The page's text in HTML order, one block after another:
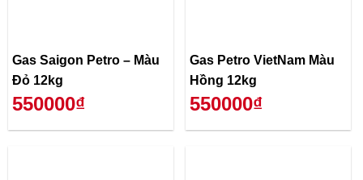
Gas Saigon Petro – Màu
Đỏ 12kg
550000₫
Gas Petro VietNam Màu
Hồng 12kg
550000₫